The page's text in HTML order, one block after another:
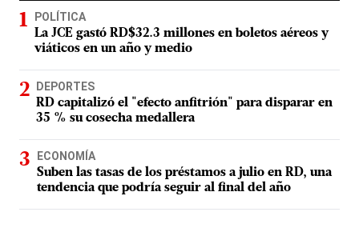
POLÍTICA
La JCE gastó RD$32.3 millones en boletos aéreos y
viáticos en un año y medio
DEPORTES
RD capitalizó el "efecto anfitrión" para disparar en
35 % su cosecha medallera
ECONOMÍA
Suben las tasas de los préstamos a julio en RD, una
tendencia que podría seguir al final del año